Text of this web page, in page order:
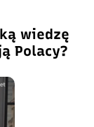
wiedzę
Polacy?